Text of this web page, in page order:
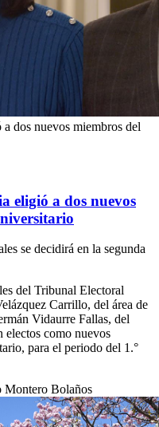
dos nuevos miembros del
eligió a dos nuevos
se decidirá en la segunda
del Tribunal Electoral
Carrillo, del área de
Vidaurre Fallas, del
electos como nuevos
para el periodo del 1.°
Montero Bolaños